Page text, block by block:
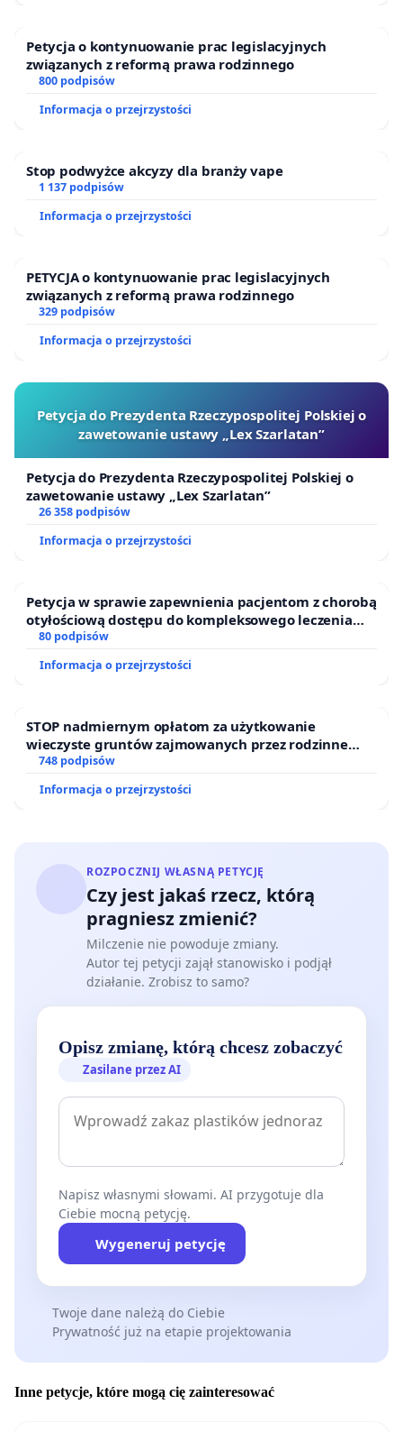
Chcielibyśmy uniknąć żmudnej drogi sądowo-
administracyjnej, dlatego jeszcze raz apelujemy do
zaproponowanie na rzeczonym peronie
harmonijnie współgrać ze zlokalizowaną na tym
przystanku oryginalną i zabytkową wiatą
peronową.
Petycja o kontynuowanie prac legislacyjnych
związanych z reformą prawa rodzinnego
800 podpisów
Informacja o przejrzystości
Stop podwyżce akcyzy dla branży vape
1 137 podpisów
Informacja o przejrzystości
PETYCJA o kontynuowanie prac legislacyjnych
związanych z reformą prawa rodzinnego
329 podpisów
Informacja o przejrzystości
Petycja do Prezydenta Rzeczypospolitej Polskiej o
zawetowanie ustawy „Lex Szarlatan”
Petycja do Prezydenta Rzeczypospolitej Polskiej o
zawetowanie ustawy „Lex Szarlatan”
26 358 podpisów
Informacja o przejrzystości
Petycja w sprawie zapewnienia pacjentom z chorobą
otyłościową dostępu do kompleksowego leczenia
oraz programów profilaktycznych.
80 podpisów
Informacja o przejrzystości
STOP nadmiernym opłatom za użytkowanie
wieczyste gruntów zajmowanych przez rodzinne
ogrody działkowe.
748 podpisów
Informacja o przejrzystości
ROZPOCZNIJ WŁASNĄ PETYCJĘ
Czy jest jakaś rzecz, którą
pragniesz zmienić?
Milczenie nie powoduje zmiany.
Autor tej petycji zajął stanowisko i podjął
działanie. Zrobisz to samo?
Opisz zmianę, którą chcesz zobaczyć
Zasilane przez AI
Napisz własnymi słowami. AI przygotuje dla
Ciebie mocną petycję.
Wygeneruj petycję
Twoje dane należą do Ciebie
Prywatność już na etapie projektowania
Inne petycje, które mogą cię zainteresować